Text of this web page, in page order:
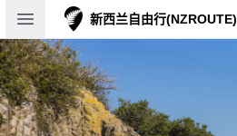
Open sidebar新西兰自由行(NZROUTE)